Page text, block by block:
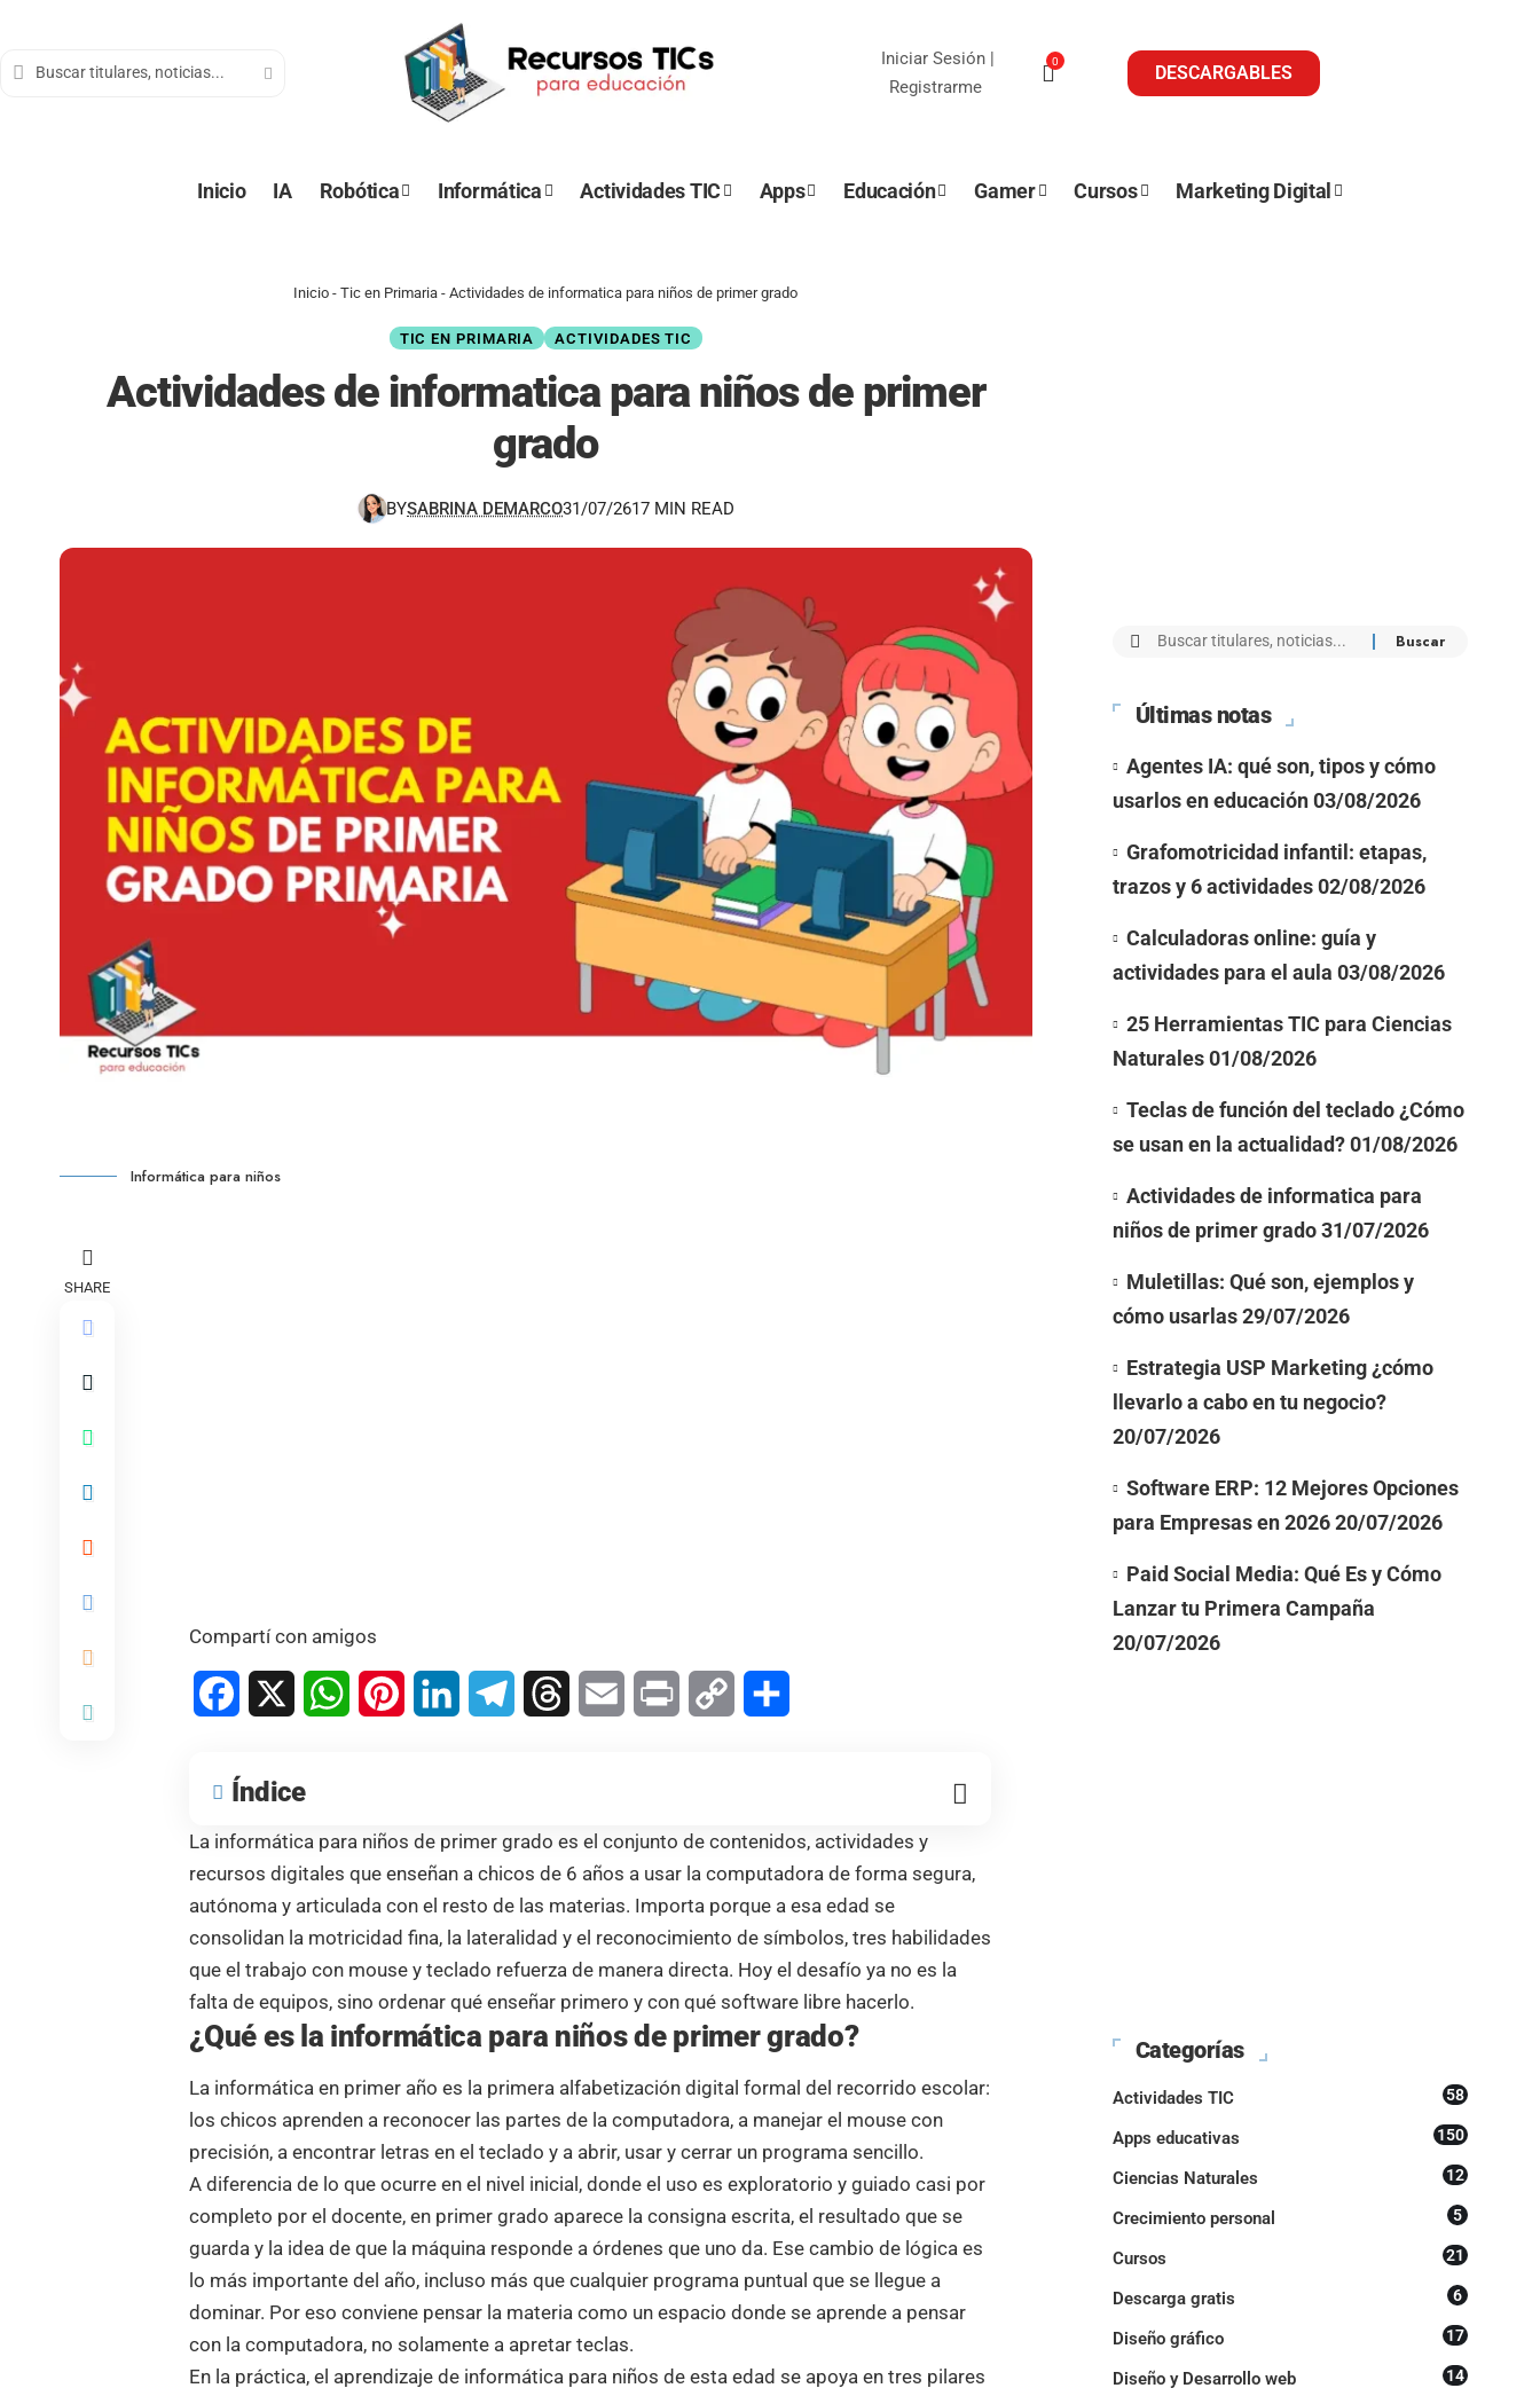
Iniciar Sesión|
Registrarme
0
DESCARGABLES
Inicio IA Robótica Informática Actividades TIC Apps Educación Gamer Cursos Marketing Digital
Inicio -Tic en Primaria -Actividades de informatica para niños de primer grado
TIC EN PRIMARIA ACTIVIDADES TIC
Actividades de informatica para niños de primer
grado
BYSABRINA DEMARCO31/07/2617 MIN READ
Informática para niños
SHARE
Compartí con amigos
Facebook WhatsAppPinterestLinkedIn TelegramThreads Email Print Copy
Índice
La informática para niños de primer grado es el conjunto de contenidos, actividades y
recursos digitales que enseñan a chicos de 6 años a usar la computadora de forma segura,
autónoma y articulada con el resto de las materias. Importa porque a esa edad se
consolidan la motricidad fina, la lateralidad y el reconocimiento de símbolos, tres habilidades
que el trabajo con mouse y teclado refuerza de manera directa. Hoy el desafío ya no es la
falta de equipos, sino ordenar qué enseñar primero y con qué software libre hacerlo.
¿Qué es la informática para niños de primer grado?
La informática en primer año es la primera alfabetización digital formal del recorrido escolar:
los chicos aprenden a reconocer las partes de la computadora, a manejar el mouse con
precisión, a encontrar letras en el teclado y a abrir, usar y cerrar un programa sencillo.
A diferencia de lo que ocurre en el nivel inicial, donde el uso es exploratorio y guiado casi por
completo por el docente, en primer grado aparece la consigna escrita, el resultado que se
guarda y la idea de que la máquina responde a órdenes que uno da. Ese cambio de lógica es
lo más importante del año, incluso más que cualquier programa puntual que se llegue a
dominar. Por eso conviene pensar la materia como un espacio donde se aprende a pensar
con la computadora, no solamente a apretar teclas.
En la práctica, el aprendizaje de informática para niños de esta edad se apoya en tres pilares
Últimas notas
Agentes IA: qué son, tipos y cómo
usarlos en educación 03/08/2026
Grafomotricidad infantil: etapas,
trazos y 6 actividades 02/08/2026
Calculadoras online: guía y
actividades para el aula 03/08/2026
25 Herramientas TIC para Ciencias
Naturales 01/08/2026
Teclas de función del teclado ¿Cómo
se usan en la actualidad? 01/08/2026
Actividades de informatica para
niños de primer grado 31/07/2026
Muletillas: Qué son, ejemplos y
cómo usarlas 29/07/2026
Estrategia USP Marketing ¿cómo
llevarlo a cabo en tu negocio?
20/07/2026
Software ERP: 12 Mejores Opciones
para Empresas en 2026 20/07/2026
Paid Social Media: Qué Es y Cómo
Lanzar tu Primera Campaña
20/07/2026
Categorías
Actividades TIC 58
Apps educativas 150
Ciencias Naturales 12
Crecimiento personal 5
Cursos 21
Descarga gratis 6
Diseño gráfico 17
Diseño y Desarrollo web 14